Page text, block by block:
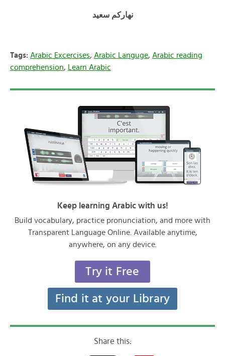
نهاركم سعيد
Tags: Arabic Excercises, Arabic Languge, Arabic reading
comprehension, Learn Arabic
Keep learning Arabic with us!
Build vocabulary, practice pronunciation, and more with
Transparent Language Online. Available anytime,
anywhere, on any device.
Try it Free
Find it at your Library
Share this: